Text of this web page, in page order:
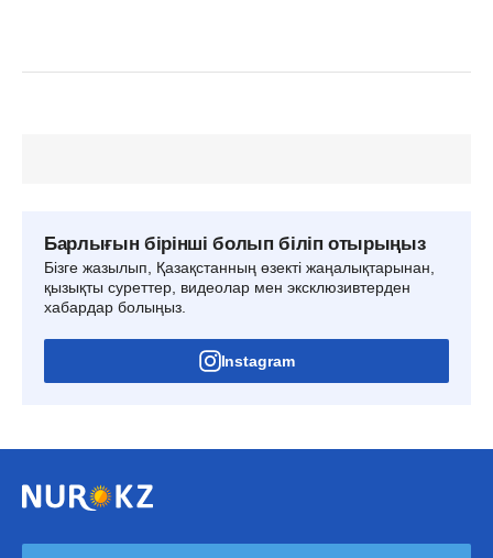
Барлығын бірінші болып біліп отырыңыз
Бізге жазылып, Қазақстанның өзекті жаңалықтарынан,
қызықты суреттер, видеолар мен эксклюзивтерден
хабардар болыңыз.
Instagram